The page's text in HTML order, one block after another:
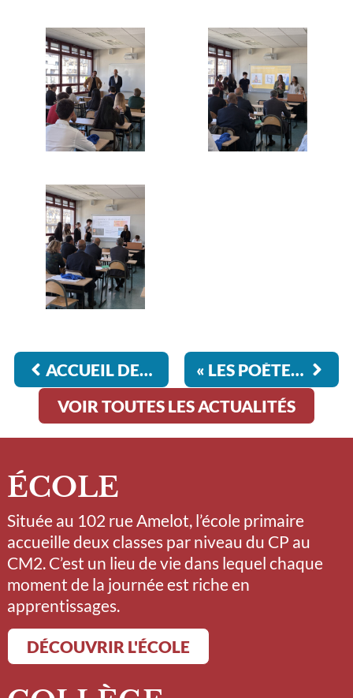
ACCUEIL DES FUTURS LYCÉENS 2025
« LES POÈTES SONT LES VOIX DE CEUX QUI N’ONT PAS DE VOIX » (ALPHONSE DE LAMARTINE)
VOIR TOUTES LES ACTUALITÉS
ÉCOLE
Située au 102 rue Amelot, l’école primaire
accueille deux classes par niveau du CP au
CM2. C’est un lieu de vie dans lequel chaque
moment de la journée est riche en
apprentissages.
DÉCOUVRIR L'ÉCOLE